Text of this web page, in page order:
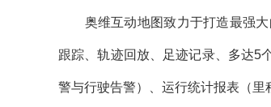
奥维互动地图致力于打造最强大
跟踪、轨迹回放、足迹记录、多达5
警与行驶告警）、运行统计报表（